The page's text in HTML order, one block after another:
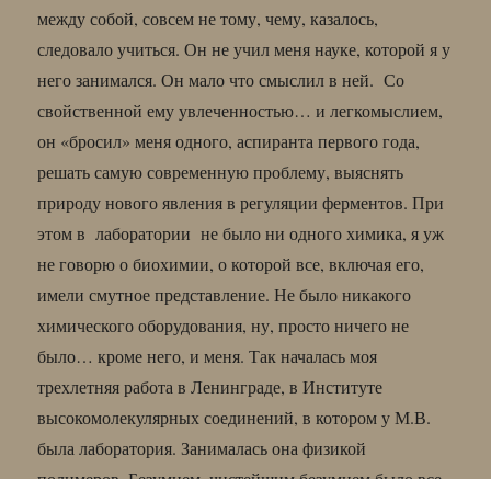
между собой, совсем не тому, чему, казалось,
следовало учиться. Он не учил меня науке, которой я у
него занимался. Он мало что смыслил в ней. Со
свойственной ему увлеченностью… и легкомыслием,
он «бросил» меня одного, аспиранта первого года,
решать самую современную проблему, выяснять
природу нового явления в регуляции ферментов. При
этом в лаборатории не было ни одного химика, я уж
не говорю о биохимии, о которой все, включая его,
имели смутное представление. Не было никакого
химического оборудования, ну, просто ничего не
было… кроме него, и меня. Так началась моя
трехлетняя работа в Ленинграде, в Институте
высокомолекулярных соединений, в котором у М.В.
была лаборатория. Занималась она физикой